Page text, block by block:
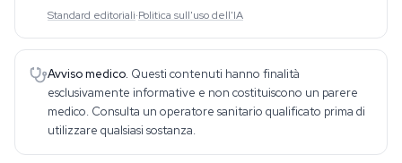
Standard editoriali·Politica sull'uso dell'IA
Avviso medico. Questi contenuti hanno finalità
esclusivamente informative e non costituiscono un parere
medico. Consulta un operatore sanitario qualificato prima di
utilizzare qualsiasi sostanza.